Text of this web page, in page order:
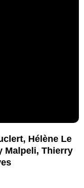
Hélène Le
Malpeli, Thierry